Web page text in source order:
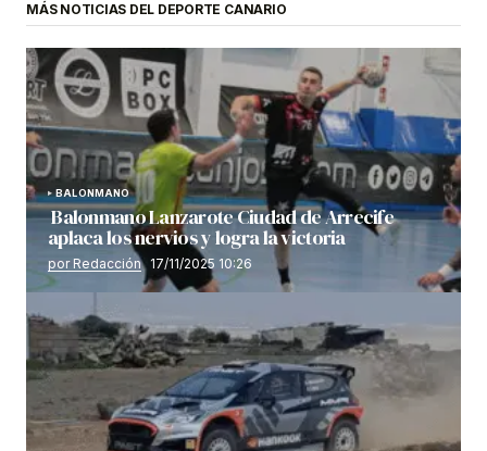
MÁS NOTICIAS DEL DEPORTE CANARIO
BALONMANO
Balonmano Lanzarote Ciudad de Arrecife
aplaca los nervios y logra la victoria
por Redacción 17/11/2025 10:26